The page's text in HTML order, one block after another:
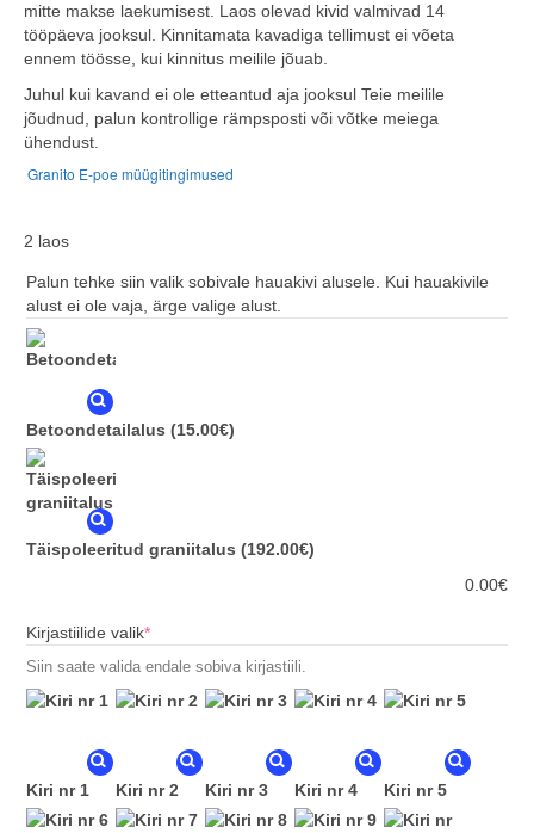
mitte makse laekumisest. Laos olevad kivid valmivad 14
tööpäeva jooksul. Kinnitamata kavadiga tellimust ei võeta
ennem töösse, kui kinnitus meilile jõuab.
Juhul kui kavand ei ole etteantud aja jooksul Teie meilile
jõudnud, palun kontrollige rämpsposti või võtke meiega
ühendust.
Granito E-poe müügitingimused
2 laos
Palun tehke siin valik sobivale hauakivi alusele. Kui hauakivile
alust ei ole vaja, ärge valige alust.
Betoondetailalus (15.00€)
Täispoleeritud graniitalus (192.00€)
0.00€
Kirjastiilide valik*(required)
Siin saate valida endale sobiva kirjastiili.
Kiri nr 1 Kiri nr 2 Kiri nr 3 Kiri nr 4 Kiri nr 5